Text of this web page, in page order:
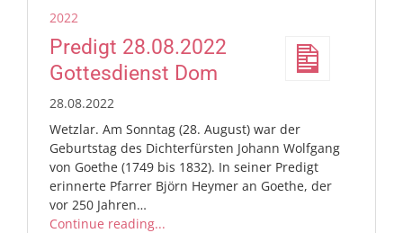
2022
Predigt 28.08.2022
Gottesdienst Dom
28.08.2022
Wetzlar. Am Sonntag (28. August) war der
Geburtstag des Dichterfürsten Johann Wolfgang
von Goethe (1749 bis 1832). In seiner Predigt
erinnerte Pfarrer Björn Heymer an Goethe, der
vor 250 Jahren…
Continue reading...